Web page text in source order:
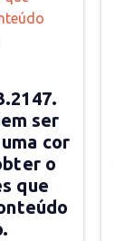
ser
cor
o
que